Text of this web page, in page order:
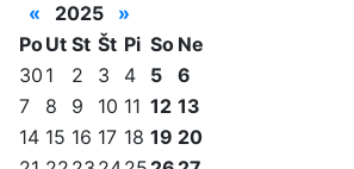
«
2025
»
PoUt St Št Pi So Ne
30 1 2 3 4 5
6
7
8 9 10 11 12 13
14 15 16 17 18 19 20